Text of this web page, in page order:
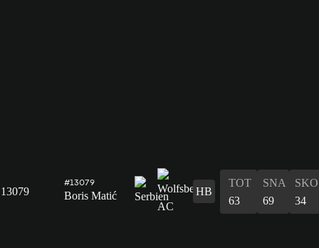
13079
#13079
Boris Matić HB
TOT
63
SNA
69
SKO
34